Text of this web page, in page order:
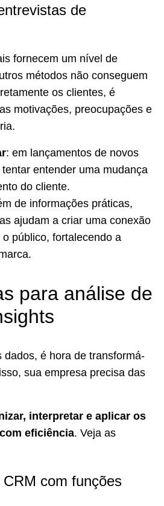
de
fornecem um nível de
métodos não conseguem
os clientes, é
motivações, preocupações e
: em lançamentos de novos
entender uma mudança
do cliente.
de informações práticas,
ajudam a criar uma conexão
público, fortalecendo a
para análise de
dados, é hora de transformá-
sua empresa precisa das
interpretar e aplicar os
eficiência. Veja as
com funções